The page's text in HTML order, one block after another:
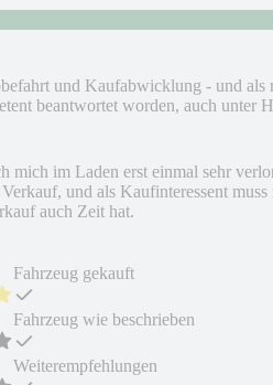
und Kaufabwicklung - und als
beantwortet worden, auch unter
mich im Laden erst einmal sehr
und als Kaufinteressent
auch Zeit hat.
Fahrzeug gekauft
Fahrzeug wie beschrieben
Weiterempfehlungen